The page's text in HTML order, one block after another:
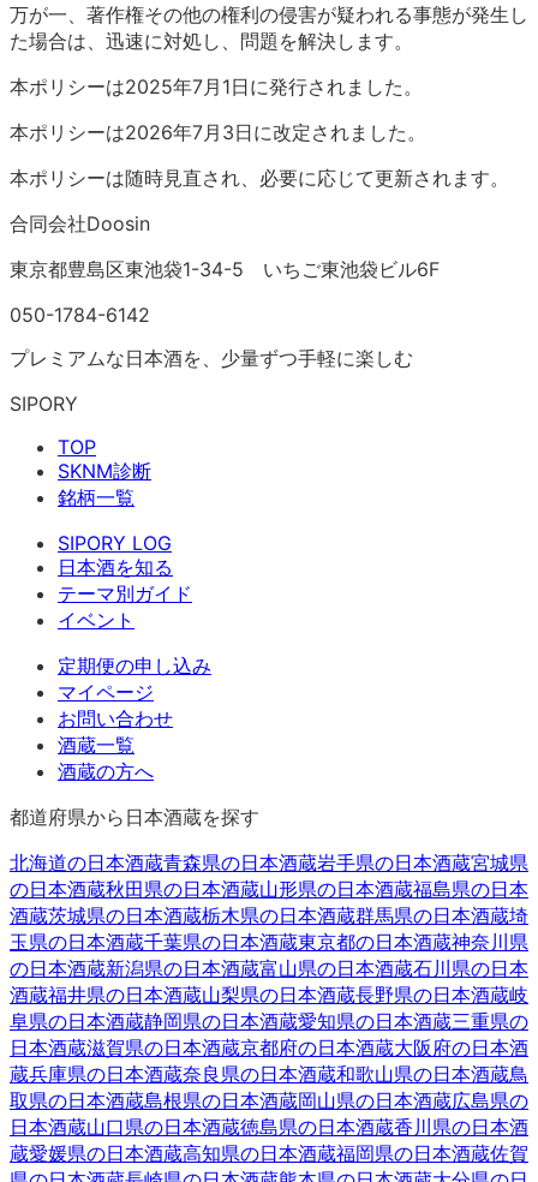
万が一、著作権その他の権利の侵害が疑われる事態が発生し
た場合は、迅速に対処し、問題を解決します。
本ポリシーは2025年7月1日に発行されました。
本ポリシーは2026年7月3日に改定されました。
本ポリシーは随時見直され、必要に応じて更新されます。
合同会社Doosin
東京都豊島区東池袋1-34-5 いちご東池袋ビル6F
050-1784-6142
プレミアムな日本酒を、少量ずつ手軽に楽しむ
SIPORY
TOP
SKNM診断
銘柄一覧
SIPORY LOG
日本酒を知る
テーマ別ガイド
イベント
定期便の申し込み
マイページ
お問い合わせ
酒蔵一覧
酒蔵の方へ
都道府県から日本酒蔵を探す
北海道の日本酒蔵青森県の日本酒蔵岩手県の日本酒蔵宮城県
の日本酒蔵秋田県の日本酒蔵山形県の日本酒蔵福島県の日本
酒蔵茨城県の日本酒蔵栃木県の日本酒蔵群馬県の日本酒蔵埼
玉県の日本酒蔵千葉県の日本酒蔵東京都の日本酒蔵神奈川県
の日本酒蔵新潟県の日本酒蔵富山県の日本酒蔵石川県の日本
酒蔵福井県の日本酒蔵山梨県の日本酒蔵長野県の日本酒蔵岐
阜県の日本酒蔵静岡県の日本酒蔵愛知県の日本酒蔵三重県の
日本酒蔵滋賀県の日本酒蔵京都府の日本酒蔵大阪府の日本酒
蔵兵庫県の日本酒蔵奈良県の日本酒蔵和歌山県の日本酒蔵鳥
取県の日本酒蔵島根県の日本酒蔵岡山県の日本酒蔵広島県の
日本酒蔵山口県の日本酒蔵徳島県の日本酒蔵香川県の日本酒
蔵愛媛県の日本酒蔵高知県の日本酒蔵福岡県の日本酒蔵佐賀